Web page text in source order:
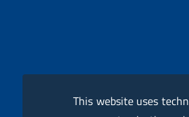
This website uses